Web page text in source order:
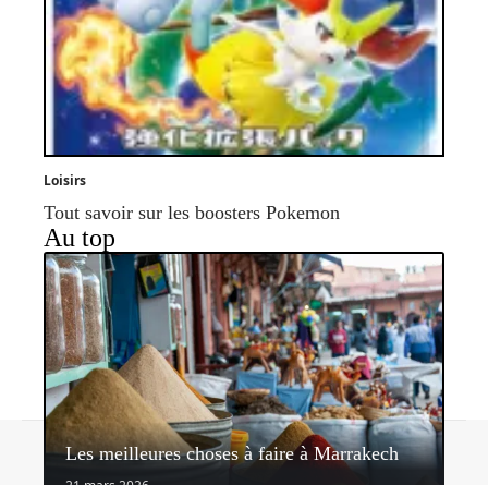
Loisirs
Tout savoir sur les boosters Pokemon
Au top
Les meilleures choses à faire à Marrakech
Contact Mentions légales Sitemap